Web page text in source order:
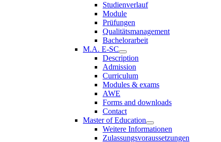
Studienverlauf
Module
Prüfungen
Qualitätsmanagement
Bachelorarbeit
M.A. E-SC
Description
Admission
Curriculum
Modules & exams
AWE
Forms and downloads
Contact
Master of Education
Weitere Informationen
Zulassungsvoraussetzungen